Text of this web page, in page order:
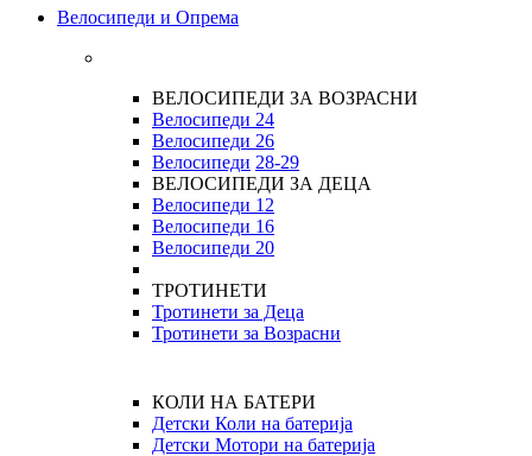
Велосипеди и Опрема
ВЕЛОСИПЕДИ ЗА ВОЗРАСНИ
Велосипеди 24
Велосипеди 26
Велосипеди 28-29
ВЕЛОСИПЕДИ ЗА ДЕЦА
Велосипеди 12
Велосипеди 16
Велосипеди 20
ТРОТИНЕТИ
Тротинети за Деца
Тротинети за Возрасни
КОЛИ НА БАТЕРИ
Детски Коли на батерија
Детски Мотори на батерија